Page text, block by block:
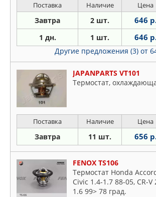
Поставка Наличие Цена
Завтра 2 шт. 646
1 дн. 1 шт. 646
Другие предложения (3) от
JAPANPARTS VT101
Термостат,
Поставка Наличие Цена
Завтра 11 шт. 656
FENOX TS106
Термостат Honda
Civic 1.4-1.7 88-05, CR-V
1.6 99> 78 град.